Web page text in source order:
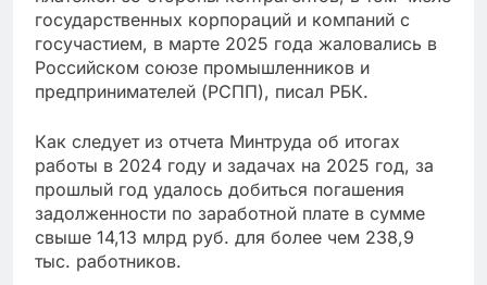
государственных корпораций и компаний с
госучастием, в марте 2025 года жаловались в
Российском союзе промышленников и
предпринимателей (РСПП), писал РБК.
Как следует из отчета Минтруда об итогах
работы в 2024 году и задачах на 2025 год, за
прошлый год удалось добиться погашения
задолженности по заработной плате в сумме
свыше 14,13 млрд руб. для более чем 238,9
тыс. работников.